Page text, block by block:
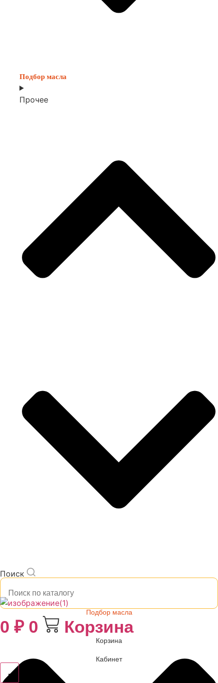
Подбор масла
Прочее
Поиск
Подбор масла
0 ₽ 0 Корзина
Корзина
Кабинет